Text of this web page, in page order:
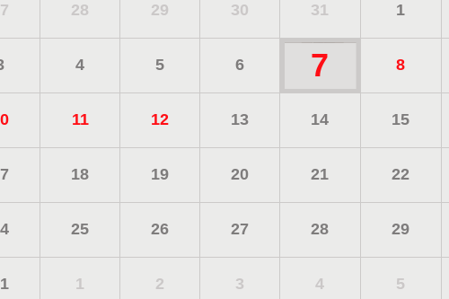
28 29 30 31 1
4 5 6 7 8
11 12 13 14 15
18 19 20 21 22
25 26 27 28 29
1 2 3 4 5